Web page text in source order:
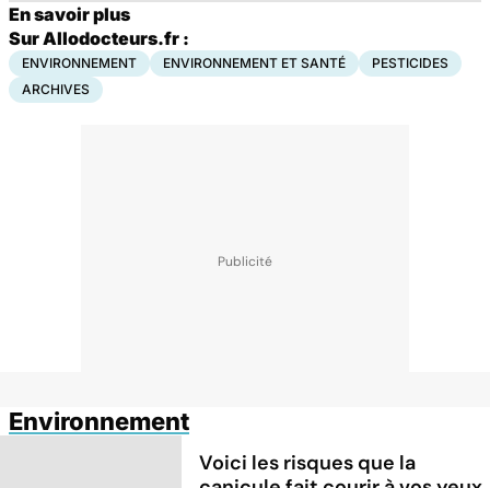
En savoir plus
Sur Allodocteurs.fr :
ENVIRONNEMENT ENVIRONNEMENT ET SANTÉ
PESTICIDES
ARCHIVES
Environnement
Voici les risques que la